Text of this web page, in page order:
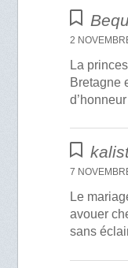
2
La
Bretagne
7
Le
avouer
sans